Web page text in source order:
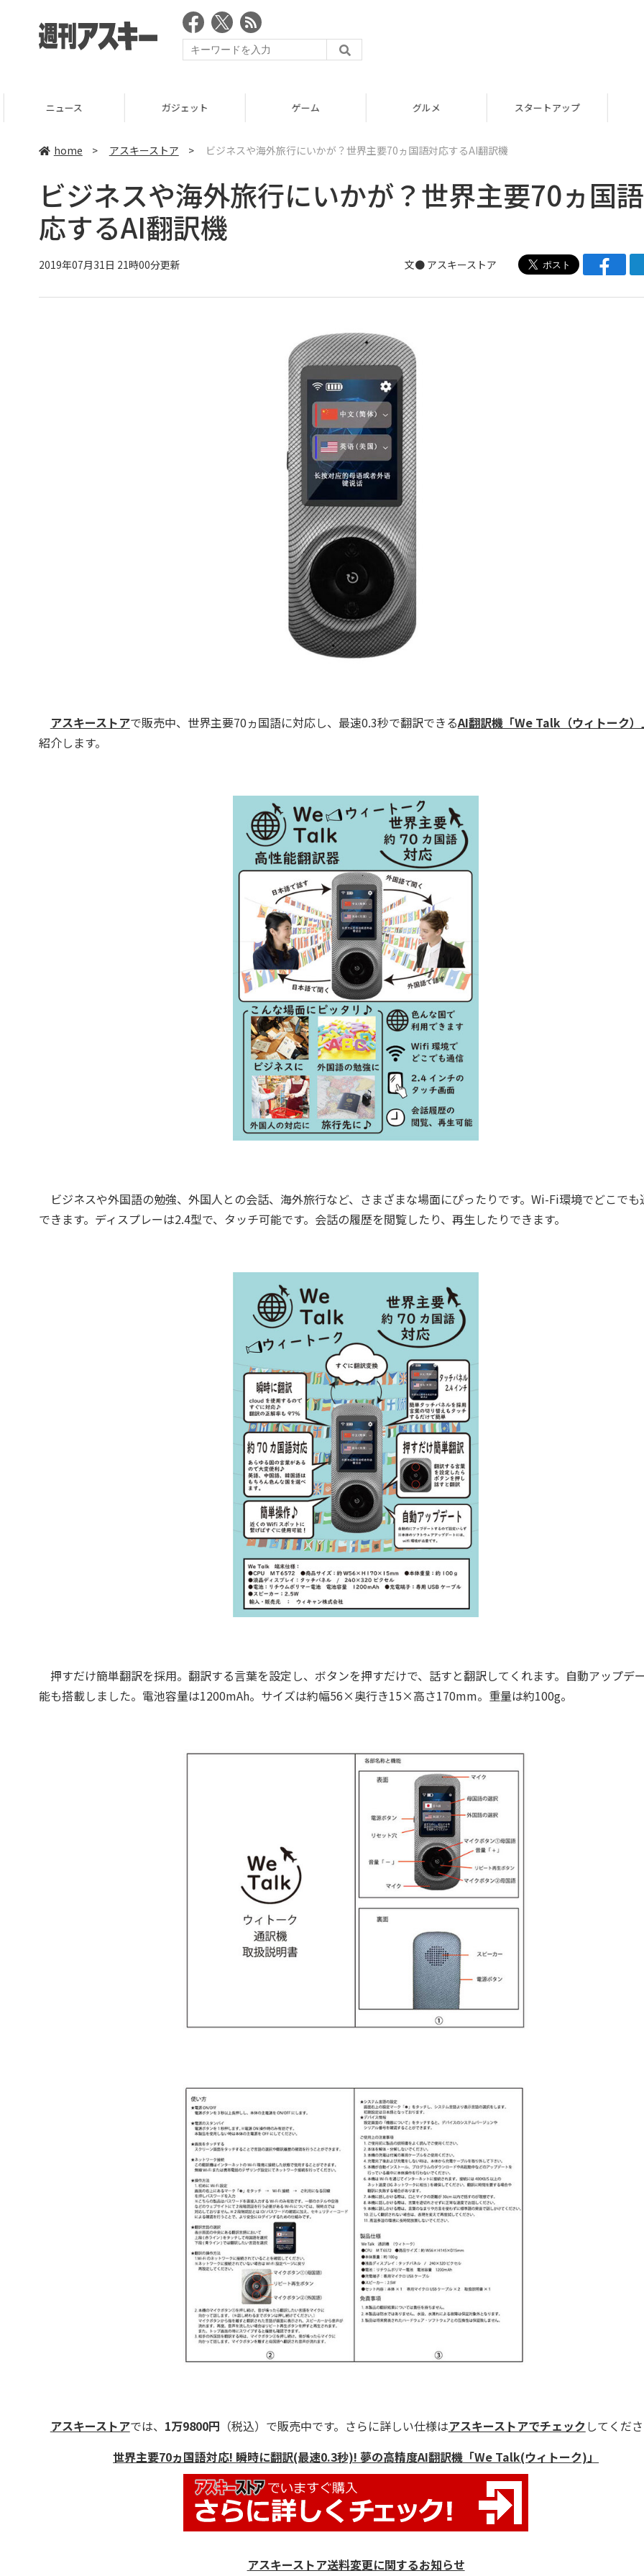
ニュース ガジェット ゲーム グルメ スタートアップ
home > アスキーストア > ビジネスや海外旅行にいかが？世界主要70ヵ国語対応するAI翻訳機
ビジネスや海外旅行にいかが？世界主要70ヵ国
応するAI翻訳機
2019年07月31日 21時00分更新 文● アスキーストア
アスキーストアで販売中、世界主要70ヵ国語に対応し、最速0.3秒で翻訳できるAI翻訳機「We Talk（ウィトーク）
紹介します。
ビジネスや外国語の勉強、外国人との会話、海外旅行など、さまざまな場面にぴったりです。Wi-Fi環境でどこでも
できます。ディスプレーは2.4型で、タッチ可能です。会話の履歴を閲覧したり、再生したりできます。
押すだけ簡単翻訳を採用。翻訳する言葉を設定し、ボタンを押すだけで、話すと翻訳してくれます。自動アップデ
能も搭載しました。電池容量は1200mAh。サイズは約幅56×奥行き15×高さ170mm。重量は約100g。
アスキーストアでは、 1万9800円 （税込）で販売中です。さらに詳しい仕様はアスキーストアでチェックしてくだ
世界主要70ヵ国語対応! 瞬時に翻訳(最速0.3秒)! 夢の高精度AI翻訳機「We Talk(ウィトーク)」
アスキーストア送料変更に関するお知らせ